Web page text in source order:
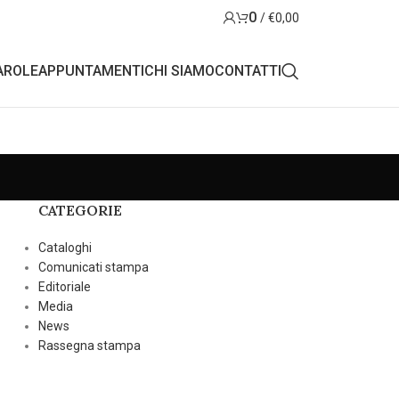
0 /€0,00
APPUNTAMENTICHI SIAMOCONTATTI
CATEGORIE
Cataloghi
Comunicati stampa
Editoriale
Media
News
Rassegna stampa